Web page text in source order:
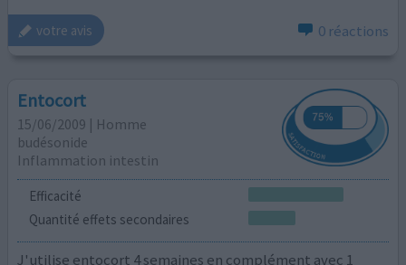
votre avis 0 réactions
Entocort
15/06/2009 | Homme
budésonide
Inflammation intestin
Efficacité
Quantité effets secondaires
J'utilise entocort 4 semaines en complément avec 1